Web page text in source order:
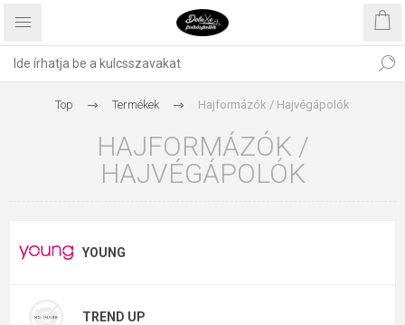
Top Termékek Hajformázók / Hajvégápolók
HAJFORMÁZÓK /
HAJVÉGÁPOLÓK
YOUNG
TREND UP